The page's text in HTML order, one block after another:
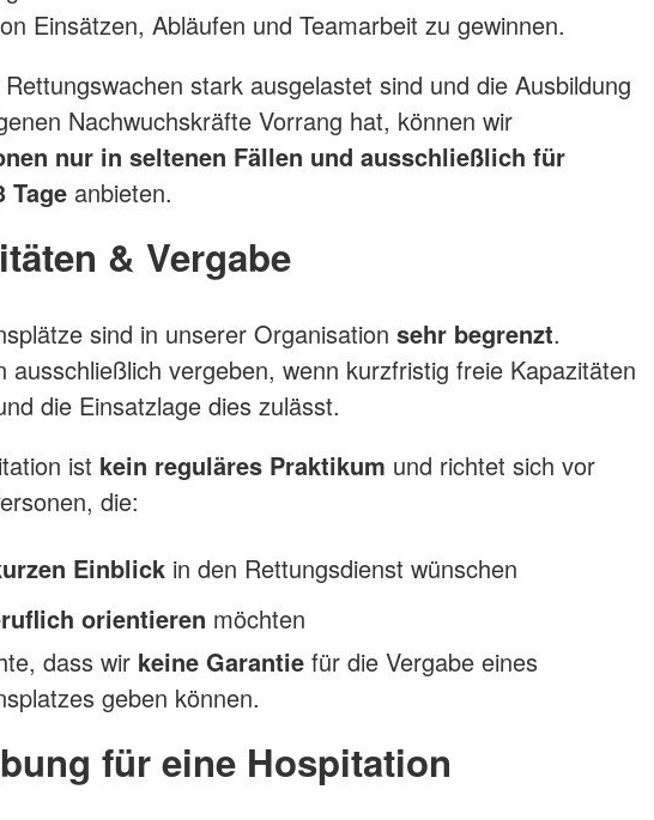
Einsätzen, Abläufen und Teamarbeit zu gewinnen.
stark ausgelastet sind und die Ausbildung
Nachwuchskräfte Vorrang hat, können wir
nur in seltenen Fällen und ausschließlich für
Tage anbieten.
& Vergabe
sind in unserer Organisation sehr begrenzt.
ausschließlich vergeben, wenn kurzfristig freie Kapazitäten
die Einsatzlage dies zulässt.
ist kein reguläres Praktikum und richtet sich vor
die:
Einblick in den Rettungsdienst wünschen
orientieren möchten
dass wir keine Garantie für die Vergabe eines
geben können.
für eine Hospitation